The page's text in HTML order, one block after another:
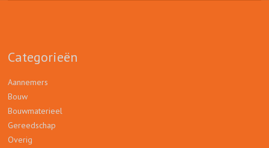
Categorieën
Aannemers
Bouw
Bouwmaterieel
Gereedschap
Overig